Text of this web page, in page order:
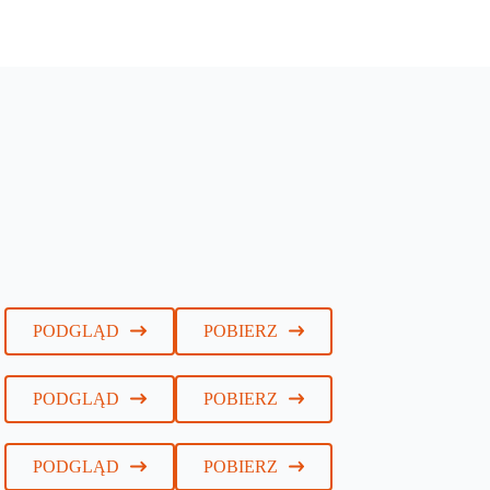
PODGLĄD POBIERZ
PODGLĄD POBIERZ
PODGLĄD POBIERZ